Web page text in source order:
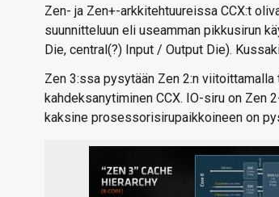
Zen- ja Zen+-arkkitehtuureissa CCX:t
suunnitteluun eli useamman pikkusirun
Die, central(?) Input / Output Die).
Zen 3:ssa pysytään Zen 2:n
kahdeksanytiminen CCX. IO-siru on
kaksine prosessorisirupaikkoineen on